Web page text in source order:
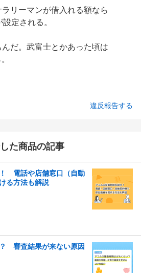
リーマンが借入れる額なら
定される。
だ。武富士とかあった頃は
違反報告する
た商品の記事
電話や店舗窓口（自動
る方法も解説
審査結果が来ない原因